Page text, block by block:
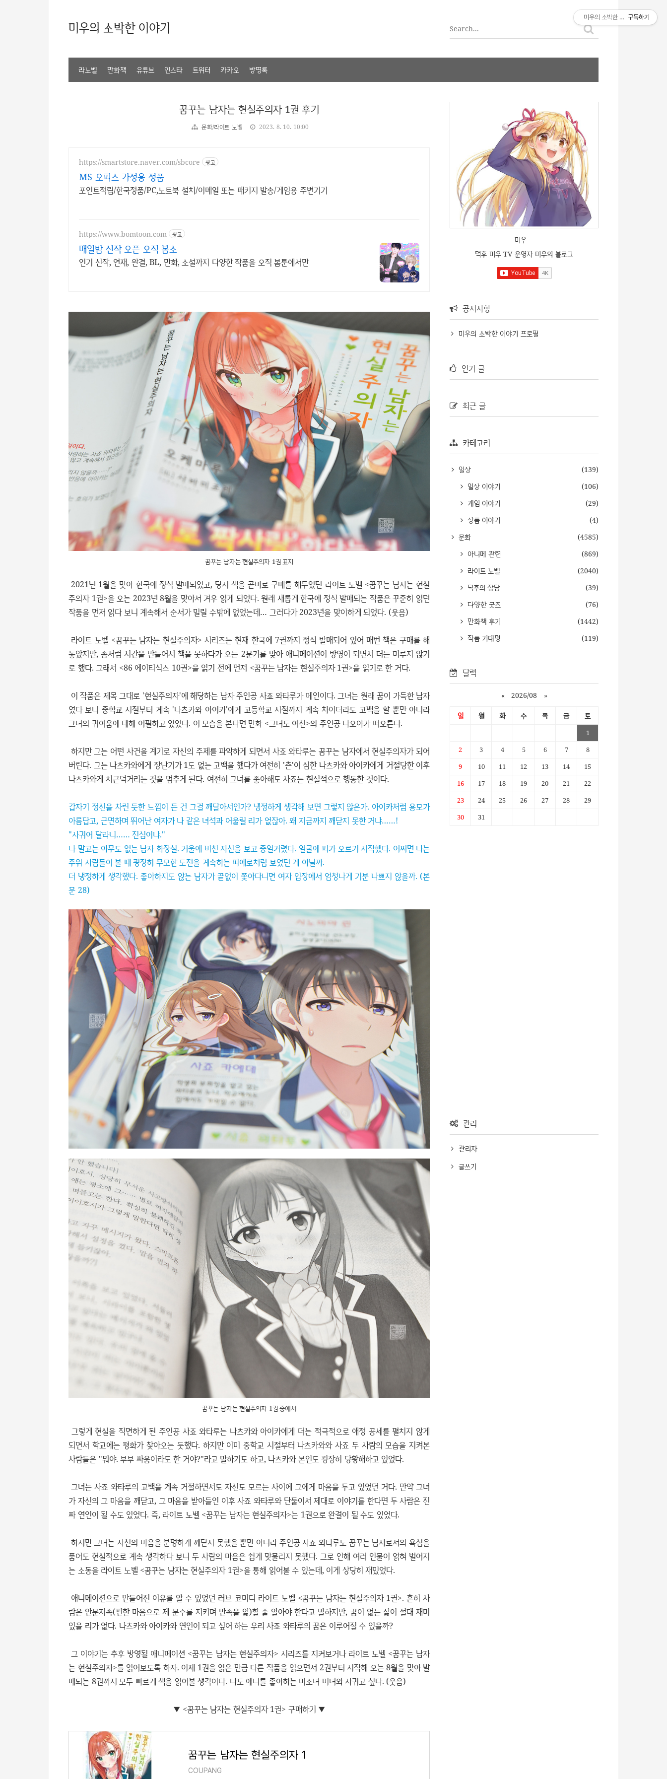
미우의 소박한 이야기
라노벨 만화책 유튜브 인스타 트위터 카카오 방명록
꿈꾸는 남자는 현실주의자 1권 후기
문화/라이트 노벨 2023. 8. 10. 10:00
https://smartstore.naver.com/sbcore 광고
MS 오피스 가정용 정품
포인트적립/한국정품/PC,노트북 설치/이메일 또는 패키지 발송/게임용 주변기기
https://www.bomtoon.com 광고
매일밤 신작 오픈 오직 봄소
인기 신작, 연재, 완결, BL, 만화, 소설까지 다양한 작품을 오직 봄툰에서만
꿈꾸는 남자는 현실주의자 1권 표지
2021년 1월을 맞아 한국에 정식 발매되었고, 당시 책을 곧바로 구매를 해두었던 라이트 노벨 <꿈꾸는 남자는 현실
주의자 1권>을 오는 2023년 8월을 맞아서 겨우 읽게 되었다. 원래 새롭게 한국에 정식 발매되는 작품은 꾸준히 읽던
작품을 먼저 읽다 보니 계속해서 순서가 밀릴 수밖에 없었는데… 그러다가 2023년을 맞이하게 되었다. (웃음)
라이트 노벨 <꿈꾸는 남자는 현실주의자> 시리즈는 현재 한국에 7권까지 정식 발매되어 있어 매번 책은 구매를 해
놓았지만, 좀처럼 시간을 만들어서 책을 못하다가 오는 2분기를 맞아 애니메이션이 방영이 되면서 더는 미루지 않기
로 했다. 그래서 <86 에이티식스 10권>을 읽기 전에 먼저 <꿈꾸는 남자는 현실주의자 1권>을 읽기로 한 거다.
이 작품은 제목 그대로 '현실주의자'에 해당하는 남자 주인공 사죠 와타루가 메인이다. 그녀는 원래 꿈이 가득한 남자
였다 보니 중학교 시절부터 계속 '나츠카와 아이카'에게 고등학교 시절까지 계속 차이더라도 고백을 할 뿐만 아니라
그녀의 귀여움에 대해 어필하고 있었다. 이 모습을 본다면 만화 <그녀도 여친>의 주인공 나오야가 떠오른다.
하지만 그는 어떤 사건을 계기로 자신의 주제를 파악하게 되면서 사죠 와타루는 꿈꾸는 남자에서 현실주의자가 되어
버린다. 그는 나츠카와에게 장난기가 1도 없는 고백을 했다가 여전히 '츤'이 심한 나츠카와 아이카에게 거절당한 이후
나츠카와게 치근덕거리는 것을 멈추게 된다. 여전히 그녀를 좋아해도 사죠는 현실적으로 행동한 것이다.
갑자기 정신을 차린 듯한 느낌이 든 건 그걸 깨달아서인가? 냉정하게 생각해 보면 그렇지 않은가. 아이카처럼 용모가
아름답고, 근면하며 뛰어난 여자가 나 같은 녀석과 어울릴 리가 없잖아. 왜 지금까지 깨닫지 못한 거냐……!
"사귀어 달라니…… 진심이냐."
나 말고는 아무도 없는 남자 화장실. 거울에 비친 자신을 보고 중얼거렸다. 얼굴에 피가 오르기 시작했다. 어쩌면 나는
주위 사람들이 볼 때 굉장히 무모한 도전을 계속하는 피에로처럼 보였던 게 아닐까.
더 냉정하게 생각했다. 좋아하지도 않는 남자가 끝없이 쫓아다니면 여자 입장에서 엄청나게 기분 나쁘지 않을까. (본
문 28)
꿈꾸는 남자는 현실주의자 1권 중에서
그렇게 현실을 직면하게 된 주인공 사죠 와타루는 나츠카와 아이카에게 더는 적극적으로 애정 공세를 펼치지 않게
되면서 학교에는 평화가 찾아오는 듯했다. 하지만 이미 중학교 시절부터 나츠카와와 사죠 두 사람의 모습을 지켜본
사람들은 "뭐야. 부부 싸움이라도 한 거야?"라고 말하기도 하고, 나츠카와 본인도 굉장히 당황해하고 있었다.
그녀는 사죠 와타루의 고백을 계속 거절하면서도 자신도 모르는 사이에 그에게 마음을 두고 있었던 거다. 만약 그녀
가 자신의 그 마음을 깨닫고, 그 마음을 받아들인 이후 사죠 와타루와 단둘이서 제대로 이야기를 한다면 두 사람은 진
짜 연인이 될 수도 있었다. 즉, 라이트 노벨 <꿈꾸는 남자는 현실주의자>는 1권으로 완결이 될 수도 있었다.
하지만 그녀는 자신의 마음을 분명하게 깨닫지 못했을 뿐만 아니라 주인공 사죠 와타루도 꿈꾸는 남자로서의 욕심을
품어도 현실적으로 계속 생각하다 보니 두 사람의 마음은 쉽게 맞물리지 못했다. 그로 인해 여러 인물이 얽혀 벌어지
는 소동을 라이트 노벨 <꿈꾸는 남자는 현실주의자 1권>을 통해 읽어볼 수 있는데, 이게 상당히 재밌었다.
애니메이션으로 만들어진 이유를 알 수 있었던 러브 코미디 라이트 노벨 <꿈꾸는 남자는 현실주의자 1권>. 흔히 사
람은 안분지족(편한 마음으로 제 분수를 지키며 만족을 앎)할 줄 알아야 한다고 말하지만, 꿈이 없는 삶이 절대 재미
있을 리가 없다. 나츠카와 아이카와 연인이 되고 싶어 하는 우리 사죠 와타루의 꿈은 이루어질 수 있을까?
그 이야기는 추후 방영될 애니메이션 <꿈꾸는 남자는 현실주의자> 시리즈를 지켜보거나 라이트 노벨 <꿈꾸는 남자
는 현실주의자>를 읽어보도록 하자. 이제 1권을 읽은 만큼 다른 작품을 읽으면서 2권부터 시작해 오는 8월을 맞아 발
매되는 8권까지 모두 빠르게 책을 읽어볼 생각이다. 나도 애니를 좋아하는 미소녀 미녀와 사귀고 싶다. (웃음)
▼ <꿈꾸는 남자는 현실주의자 1권> 구매하기 ▼
꿈꾸는 남자는 현실주의자 1
COUPANG
미우
덕후 미우 TV 운영자 미우의 블로그
공지사항
미우의 소박한 이야기 프로필
인기 글
최근 글
카테고리
일상
(139)
일상 이야기
(106)
게임 이야기
(29)
상품 이야기
(4)
문화
(4585)
아니메 관련
(869)
라이트 노벨
(2040)
덕후의 잡담
(39)
다양한 굿즈
(76)
만화책 후기
(1442)
작품 기대평
(119)
달력
« 2026/08 »
일 월 화 수 목 금 토
1
2
3 4 5 6 7
8
9
10 11 12 13 14
15
16
17 18 19 20 21
22
23
24 25 26 27 28
29
30
31
관리
관리자
글쓰기
미우의 소박한 이야기구독하기